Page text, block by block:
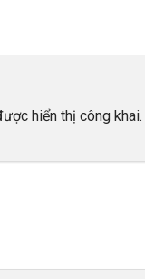
hiển thị công khai.